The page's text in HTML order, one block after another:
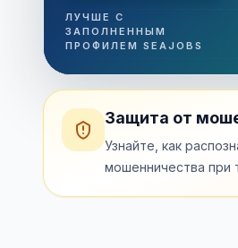
ЛУЧШЕ С
ЗАПОЛНЕННЫМ
ПРОФИЛЕМ SEAJOBS
Защита от
Узнайте, как
мошенничества при